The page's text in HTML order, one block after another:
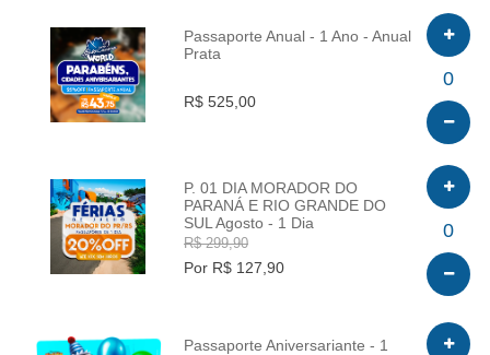
INFO
Passaporte Anual - 1 Ano - Anual
Prata
R$ 525,00
0
INFO
P. 01 DIA MORADOR DO
PARANÁ E RIO GRANDE DO
SUL Agosto - 1 Dia
R$ 299,90
Por R$ 127,90
0
Passaporte Aniversariante - 1